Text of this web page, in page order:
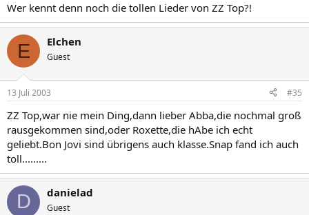
Wer kennt denn noch die tollen Lieder von ZZ Top?!
E Elchen
Guest
13 Juli 2003 #35
ZZ Top,war nie mein Ding,dann lieber Abba,die nochmal groß
rausgekommen sind,oder Roxette,die hAbe ich echt
geliebt.Bon Jovi sind übrigens auch klasse.Snap fand ich auch
toll.........
D danielad
Guest